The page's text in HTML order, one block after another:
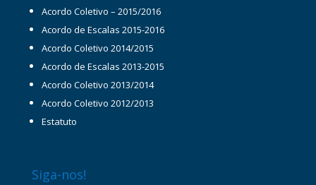
Acordo Coletivo – 2015/2016
Acordo de Escalas 2015-2016
Acordo Coletivo 2014/2015
Acordo de Escalas 2013-2015
Acordo Coletivo 2013/2014
Acordo Coletivo 2012/2013
Estatuto
Siga-nos!